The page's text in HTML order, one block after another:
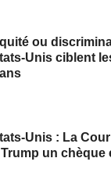
ou
Unis ciblent
Unis : La
un chèque